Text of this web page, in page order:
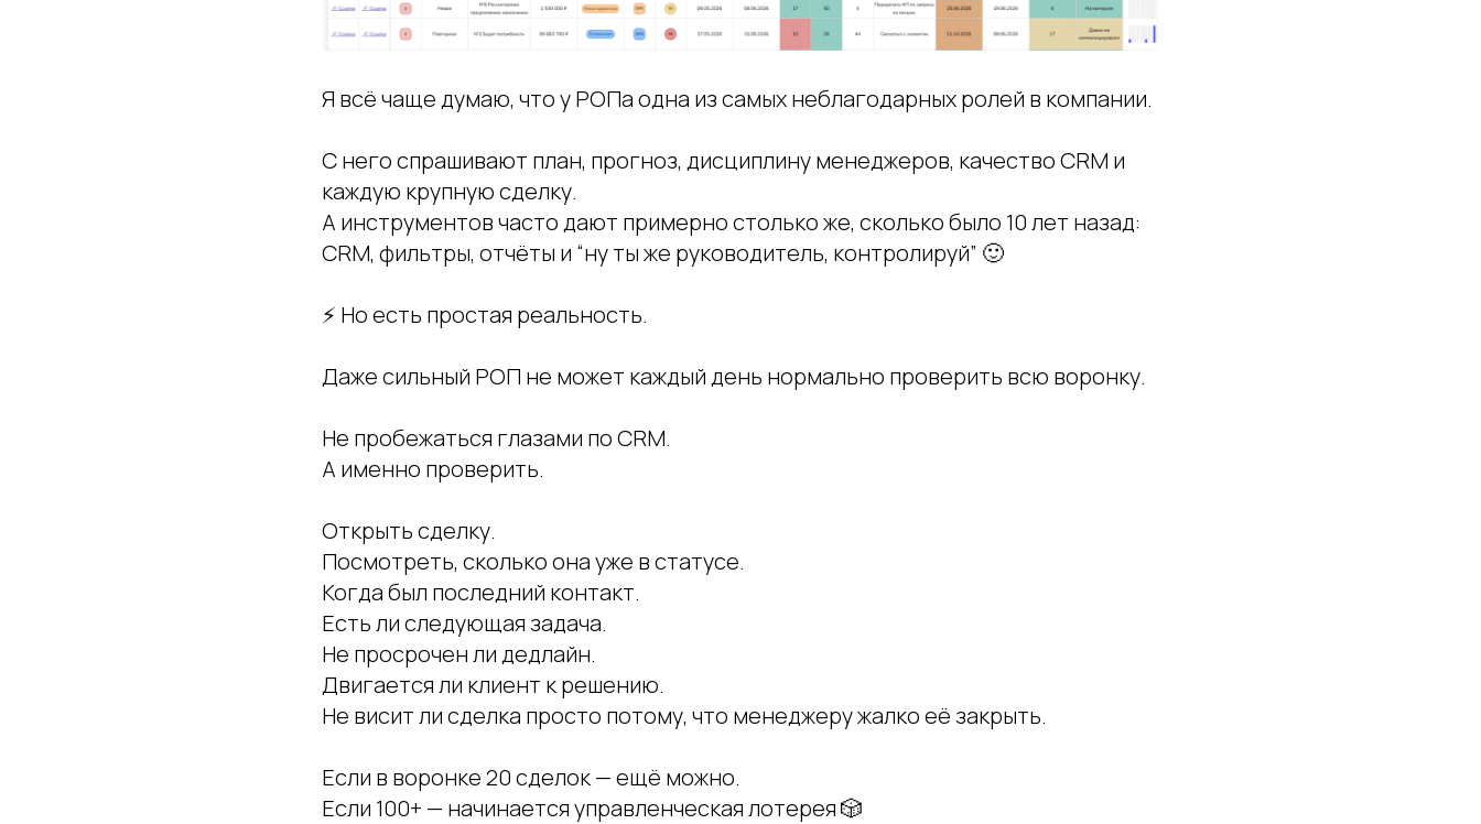
Я всё чаще думаю, что у РОПа одна из самых неблагодарных ролей в компании.
С него спрашивают план, прогноз, дисциплину менеджеров, качество CRM и
каждую крупную сделку.
А инструментов часто дают примерно столько же, сколько было 10 лет назад:
CRM, фильтры, отчёты и “ну ты же руководитель, контролируй” 🙂
⚡ Но есть простая реальность.
Даже сильный РОП не может каждый день нормально проверить всю воронку.
Не пробежаться глазами по CRM.
А именно проверить.
Открыть сделку.
Посмотреть, сколько она уже в статусе.
Когда был последний контакт.
Есть ли следующая задача.
Не просрочен ли дедлайн.
Двигается ли клиент к решению.
Не висит ли сделка просто потому, что менеджеру жалко её закрыть.
Если в воронке 20 сделок — ещё можно.
Если 100+ — начинается управленческая лотерея 🎲